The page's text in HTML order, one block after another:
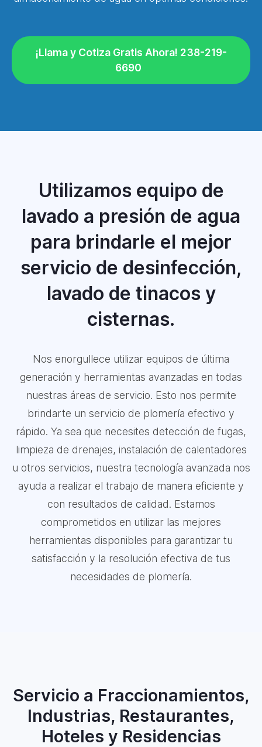
¡Llama y Cotiza Gratis Ahora! 238-219-
6690
Utilizamos equipo de
lavado a presión de agua
para brindarle el mejor
servicio de desinfección,
lavado de tinacos y
cisternas.
Nos enorgullece utilizar equipos de última
generación y herramientas avanzadas en todas
nuestras áreas de servicio. Esto nos permite
brindarte un servicio de plomería efectivo y
rápido. Ya sea que necesites detección de fugas,
limpieza de drenajes, instalación de calentadores
u otros servicios, nuestra tecnología avanzada nos
ayuda a realizar el trabajo de manera eficiente y
con resultados de calidad. Estamos
comprometidos en utilizar las mejores
herramientas disponibles para garantizar tu
satisfacción y la resolución efectiva de tus
necesidades de plomería.
Servicio a Fraccionamientos,
Industrias, Restaurantes,
Hoteles y Residencias